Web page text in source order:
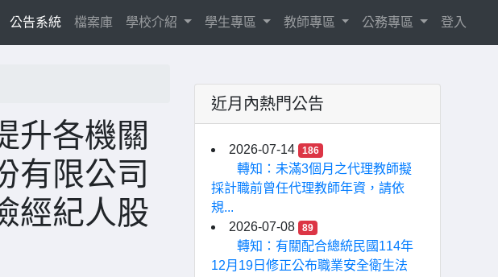
(current)
公告系統 檔案庫 學校介紹 學生專區 教師專區 公務專區 登入
升各機關
有限公司
經紀⼈股
近月內熱門公告
2026-07-14 186
轉知：未滿3個月之代理教師擬
採計職前曾任代理教師年資，請依
規...
2026-07-08
89
轉知：有關配合總統民國114年
12月19日修正公布職業安全衛生法